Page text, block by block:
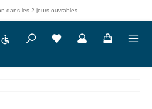
de retour de 30 jours
Show toolbar Vous avez 0 articles